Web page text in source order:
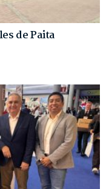
de Paita